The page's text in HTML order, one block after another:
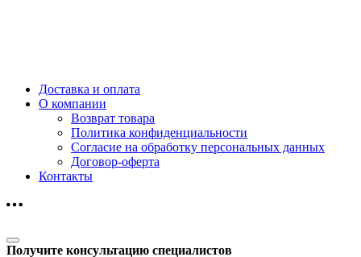
Доставка и оплата
О компании
Возврат товара
Политика конфиденциальности
Согласие на обработку персональных данных
Договор-оферта
Контакты
Получите консультацию специалистов